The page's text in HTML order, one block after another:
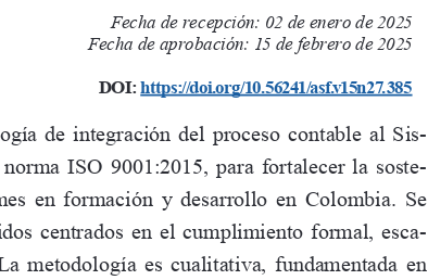
Fecha de recepción: 02 de enero de 2025
Fecha de aprobación: 15 de febrero de 2025
DOI: https://doi.org/10.56241/asf.v15n27.385
de  integración  del  proceso  contable  al  Sis
-
ISO  9001:2015,  para  fortalecer  la  soste-
en  formación  y  desarrollo  en  Colombia.  Se
centrados en el cumplimiento formal, esca-
metodología es cualitativa, fundamentada en